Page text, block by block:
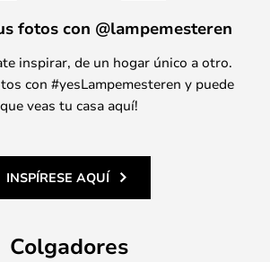
fotos con @lampemesteren
inspirar, de un hogar único a otro.
con #yesLampemesteren y puede
que veas tu casa aquí!
INSPÍRESE AQUÍ
Colgadores